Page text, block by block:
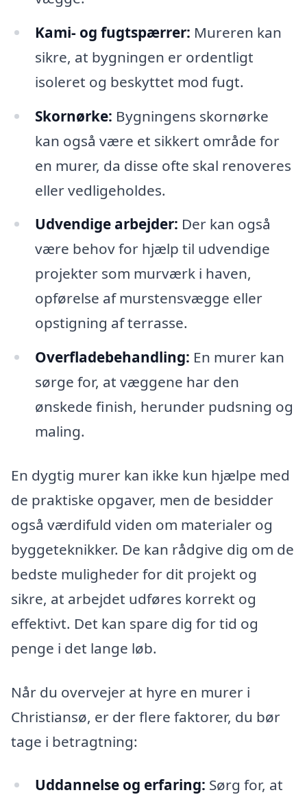
Kami- og fugtspærrer: Mureren kan
sikre, at bygningen er ordentligt
isoleret og beskyttet mod fugt.
Skornørke: Bygningens skornørke
kan også være et sikkert område for
en murer, da disse ofte skal renoveres
eller vedligeholdes.
Udvendige arbejder: Der kan også
være behov for hjælp til udvendige
projekter som murværk i haven,
opførelse af murstensvægge eller
opstigning af terrasse.
Overfladebehandling: En murer kan
sørge for, at væggene har den
ønskede finish, herunder pudsning og
maling.
En dygtig murer kan ikke kun hjælpe med
de praktiske opgaver, men de besidder
også værdifuld viden om materialer og
byggeteknikker. De kan rådgive dig om de
bedste muligheder for dit projekt og
sikre, at arbejdet udføres korrekt og
effektivt. Det kan spare dig for tid og
penge i det lange løb.
Når du overvejer at hyre en murer i
Christiansø, er der flere faktorer, du bør
tage i betragtning:
Uddannelse og erfaring: Sørg for, at